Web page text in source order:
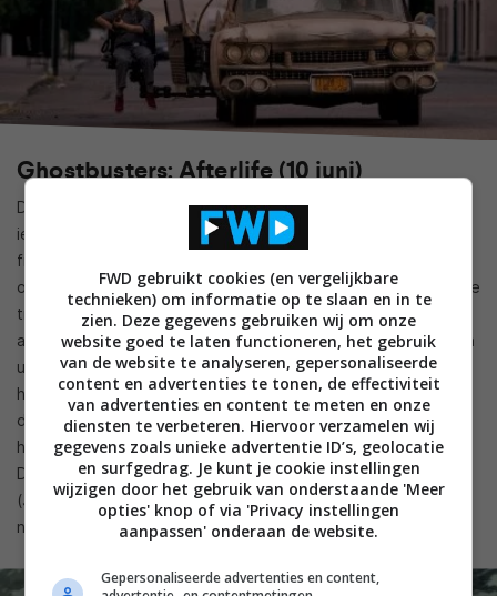
Ghostbusters: Afterlife (10 juni)
De reboot uit 2016 was niet het onverdeelde succes waar
iedereen op hoopte, en daarom gaat de Ghostbusters-
franchise volgend jaar verder met een nieuw vervolg op de
originele film uit 1984. De inmiddels alweer bijna een jaar oude
trailer voor Ghostbusters: Afterlife opent met een opvallend
andere toon en sfeer, om vervolgens de klassieke elementen
uit de oude films (de ghost-trap, de ECTO-1) te
herintroduceren. Hoewel alle vertrouwde Ghostbusters (op
de overleden Harold Ramis na) terugkeren voor de film, zal
het stokje worden doorgegeven aan een nieuwe generatie.
Dat gebeurde ook achter de schermen: Jason Reitman
(Juno), de zoon van Ghostbusters-regisseur Ivan Reitman,
nam het scenario en de regie voor zijn rekening.
FWD gebruikt cookies (en vergelijkbare
technieken) om informatie op te slaan en in te
zien. Deze gegevens gebruiken wij om onze
website goed te laten functioneren, het gebruik
van de website te analyseren, gepersonaliseerde
content en advertenties te tonen, de effectiviteit
van advertenties en content te meten en onze
diensten te verbeteren. Hiervoor verzamelen wij
gegevens zoals unieke advertentie ID’s, geolocatie
en surfgedrag. Je kunt je cookie instellingen
wijzigen door het gebruik van onderstaande 'Meer
opties' knop of via 'Privacy instellingen
aanpassen' onderaan de website.
Gepersonaliseerde advertenties en content,